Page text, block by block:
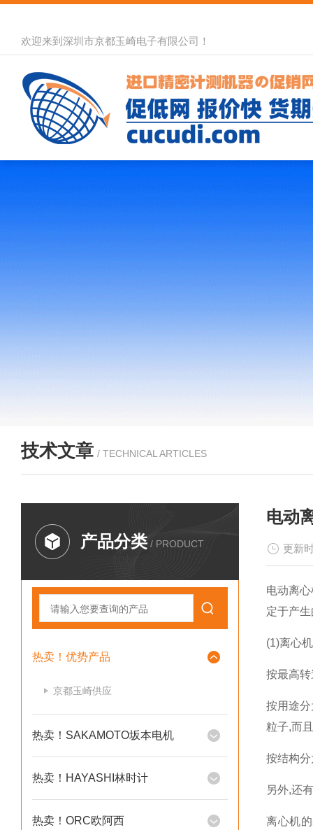
欢迎来到深圳市京都玉崎电子有限公司！
技术文章 / TECHNICAL ARTICLES
产品分类 / PRODUCT
热卖！优势产品
京都玉崎供应
热卖！SAKAMOTO坂本电机
热卖！HAYASHI林时计
热卖！ORC欧阿西
电动
更新
电动离
定于产
(1)离心
按最高
按用途
粒子,而
按结构
另外,还
离心机